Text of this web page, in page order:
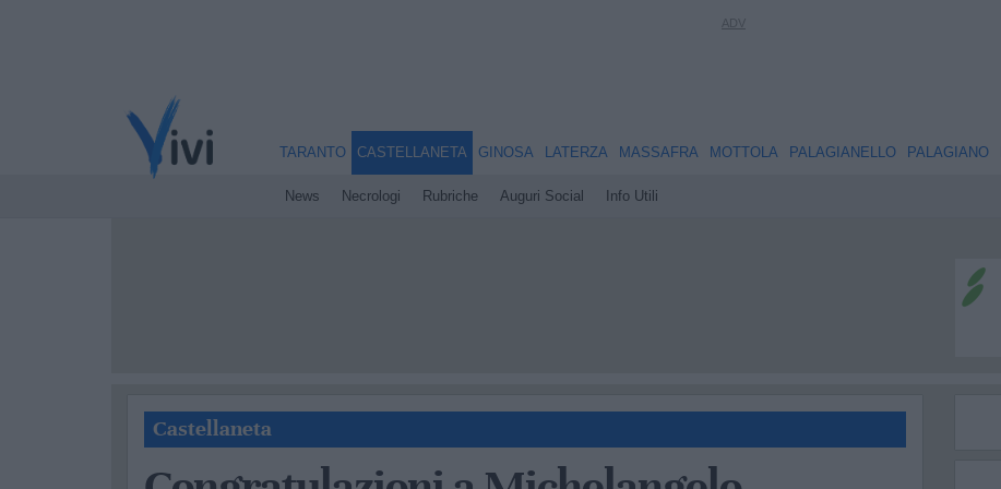
TARANTO CASTELLANETA
News Necrologi Rubriche Auguri Social Info Utili
GINOSA LATERZA MASSAFRA MOTTOLA PALAGIANELLO PALAGIANO
Castellaneta